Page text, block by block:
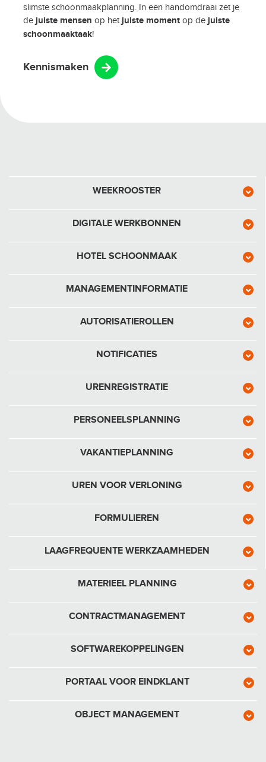
slimste schoonmaakplanning. In een handomdraai zet je
de juiste mensen op hetjuiste moment op de juiste
schoonmaaktaak!
Kennismaken
WEEKROOSTER
DIGITALE WERKBONNEN
HOTEL SCHOONMAAK
MANAGEMENTINFORMATIE
AUTORISATIEROLLEN
NOTIFICATIES
URENREGISTRATIE
PERSONEELSPLANNING
VAKANTIEPLANNING
UREN VOOR VERLONING
FORMULIEREN
LAAGFREQUENTE WERKZAAMHEDEN
MATERIEEL PLANNING
CONTRACTMANAGEMENT
SOFTWAREKOPPELINGEN
PORTAAL VOOR EINDKLANT
OBJECT MANAGEMENT